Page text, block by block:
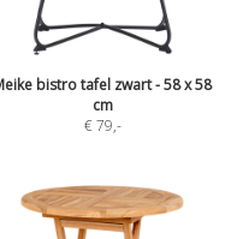
bistro tafel zwart - 58 x 58
cm
€ 79,-